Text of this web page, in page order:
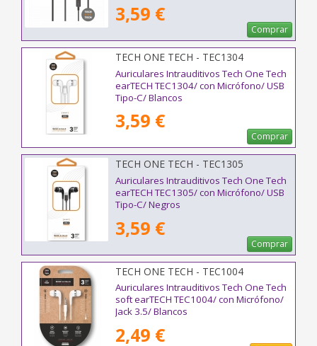
3,59 €
Comprar
TECH ONE TECH - TEC1304
Auriculares Intrauditivos Tech One Tech
earTECH TEC1304/ con Micrófono/ USB
Tipo-C/ Blancos
3,59 €
Comprar
TECH ONE TECH - TEC1305
Auriculares Intrauditivos Tech One Tech
earTECH TEC1305/ con Micrófono/ USB
Tipo-C/ Negros
3,59 €
Comprar
TECH ONE TECH - TEC1004
Auriculares Intrauditivos Tech One Tech
soft earTECH TEC1004/ con Micrófono/
Jack 3.5/ Blancos
2,49 €